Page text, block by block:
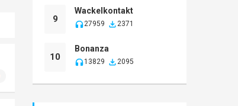
9
Wackelkontakt
27959 2371
10
Bonanza
13829 2095